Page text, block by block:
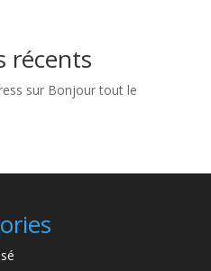
récents
sur Bonjour tout le